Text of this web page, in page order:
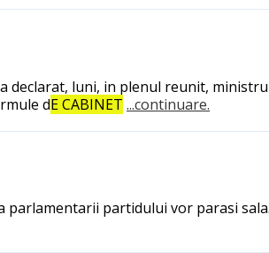
declarat, luni, in plenul reunit,
dE CABINET ...continuare.
parlamentarii partidului vor parasi